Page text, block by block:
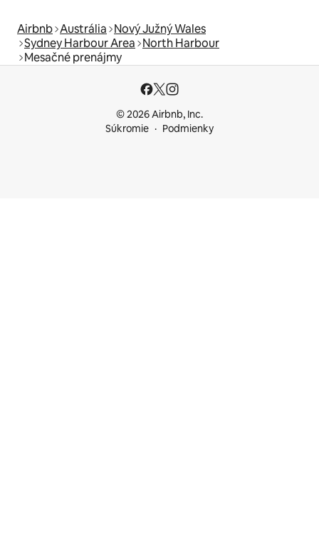
Airbnb Austrália Nový Južný Wales
Sydney Harbour Area North Harbour
Mesačné prenájmy
© 2026 Airbnb, Inc.
Súkromie
Podmienky